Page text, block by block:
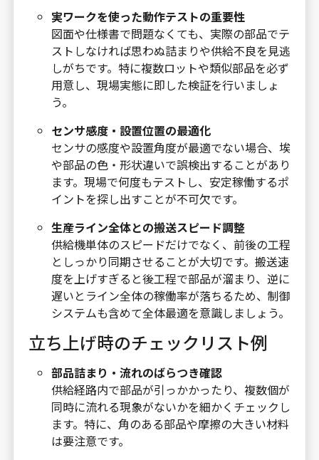
実ワークを使った動作テストの重要性
図面や仕様書で問題なくても、実際の部品でテ
ストしなければ思わぬ詰まりや供給不良を見逃
しがちです。特に複数ロットや類似部品を必ず
用意し、現場実態に即した検証を行いましょ
う。
センサ感度・設置位置の最適化
センサの感度や設置角度が最適でない場合、埃
や部品の色・形状違いで誤検出することがあり
ます。現場で何度もテストし、安定稼働するポ
イントを探し出すことが不可欠です。
生産ライン全体との搬送スピード調整
供給機単体のスピードだけでなく、前後の工程
としっかり同期させることが大切です。搬送速
度を上げすぎると後工程で部品が溜まり、逆に
遅いとライン全体の稼働率が落ちるため、制御
システムも含めて全体最適を意識しましょう。
立ち上げ時のチェックリスト例
部品詰まり・流れのばらつき確認
供給経路内で部品が引っかかったり、複数個が
同時に流れる現象がないかを細かくチェックし
ます。特に、角のある部品や摩擦の大きい材料
は要注意です。